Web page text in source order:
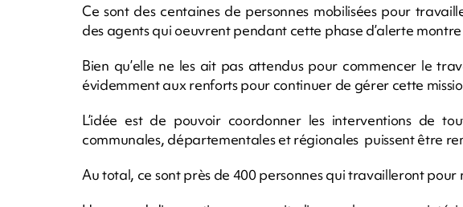
Ce sont des centaines de personnes mobilisées pour
des agents qui oeuvrent pendant cette phase d’alerte
Bien qu’elle ne les ait pas attendus pour commencer le
évidemment aux renforts pour continuer de gérer cette
L’idée est de pouvoir coordonner les interventions de
communales, départementales et régionales puissent être
Au total, ce sont près de 400 personnes qui travailleront